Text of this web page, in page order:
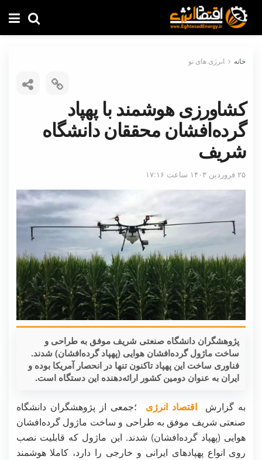
خانه انرژی های نو
کشاورزی هوشمند با پهپاد
گرده‌افشان محققان دانشگاه
شریف
۲۵ فروردین ۱۴۰۳ ساعت ۱۷:۱۶
پژوهشگران دانشگاه صنعتی شریف موفق به طراحی و
ساخت ماژول گرده‌افشان هوایی (پهپاد گرده‌افشان) شدند.
فناوری ساخت این پهپاد تاکنون تنها در انحصار آمریکا بوده و
ایران به عنوان دومین کشور ارائه‌دهنده این دستگاه است.
به گزارشاقتصاد انرژی ؛جمعی از پژوهشگران دانشگاه
صنعتی شریف موفق به طراحی و ساخت ماژول گرده‌افشان
هوایی (پهپاد گرده‌افشان) شدند. این ماژول که قابلیت نصب
روی انواع پهپادهای ایرانی و خارجی را دارد، کاملا هوشمند